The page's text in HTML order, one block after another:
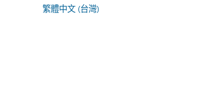
繁體中文 (台灣)